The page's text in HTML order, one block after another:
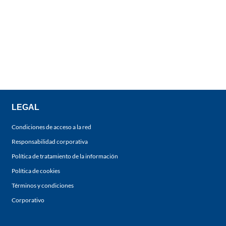
LEGAL
Condiciones de acceso a la red
Responsabilidad corporativa
Política de tratamiento de la información
Política de cookies
Términos y condiciones
Corporativo